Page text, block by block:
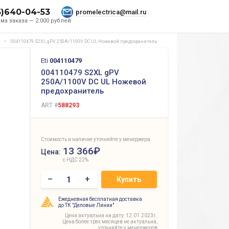
заказа — 2.000 рублей
04-53 promelectrica@mail.ru
004110479 S2XL gPV 250A/1100V DC UL Ножевой предохранитель
Eti 004110479
004110479 S2XL gPV
250A/1100V DC UL Ножевой
предохранитель
ART #588293
Стоимость и наличие уточняйте у менеджера
Цена: 13 366₽
с НДС 22%
– + Купить
Ежедневная бесплатная доставка
до ТК "Деловые Линии"
Цена актуальна на дату: 12.01.2023г.
Цена более трех месяцев не актуальна,
уточняйте у менеджеров